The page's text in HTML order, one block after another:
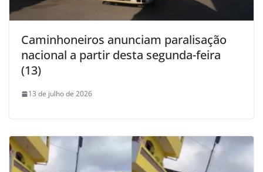
Caminhoneiros anunciam paralisação
nacional a partir desta segunda-feira
(13)
13 de julho de 2026